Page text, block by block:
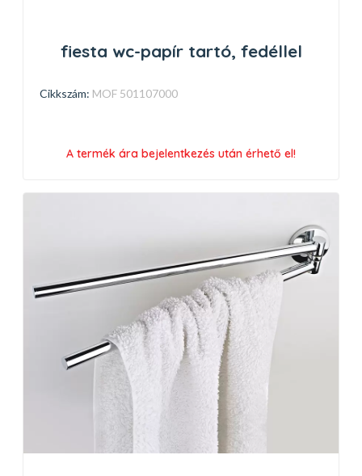
fiesta wc-papír tartó, fedéllel
Cikkszám: MOF 501107000
A termék ára bejelentkezés után érhető el!